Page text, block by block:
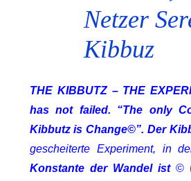
Netzer
Kibbuz
The Kibbutz – The
has not failed. “The only
Kibbutz is Change©”. Der
gescheiterte Experiment, in
Konstante der Wandel ist©